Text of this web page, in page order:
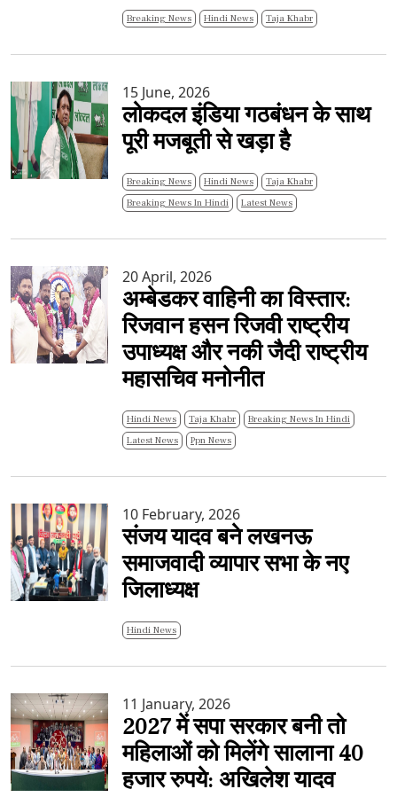
Breaking News Hindi News Taja Khabr
15 June, 2026
लोकदल इंडिया गठबंधन के साथ
पूरी मजबूती से खड़ा है
Breaking News Hindi News
Taja Khabr
Breaking News In Hindi
Latest News
20 April, 2026
अम्बेडकर वाहिनी का विस्तार:
रिजवान हसन रिजवी राष्ट्रीय
उपाध्यक्ष और नकी जैदी राष्ट्रीय
महासचिव मनोनीत
Hindi News Taja Khabr
Breaking News In Hindi
Latest News
Ppn News
10 February, 2026
संजय यादव बने लखनऊ
समाजवादी व्यापार सभा के नए
जिलाध्यक्ष
Hindi News
11 January, 2026
2027 में सपा सरकार बनी तो
महिलाओं को मिलेंगे सालाना 40
हजार रुपये: अखिलेश यादव